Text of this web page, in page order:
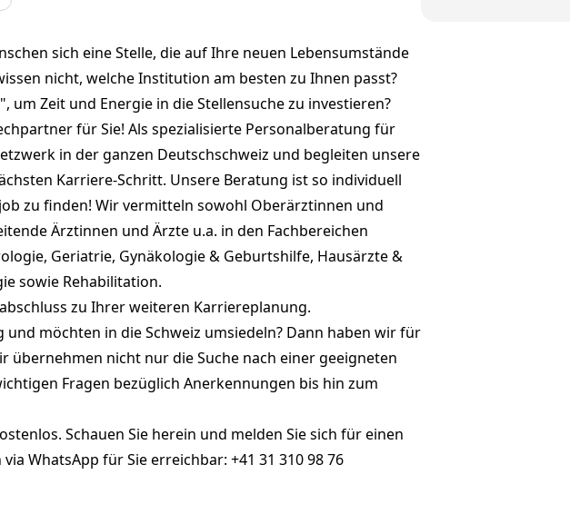
sich eine Stelle, die auf Ihre neuen Lebensumstände
nicht, welche Institution am besten zu Ihnen passt?
Zeit und Energie in die Stellensuche zu investieren?
für Sie! Als spezialisierte Personalberatung für
in der ganzen Deutschschweiz und begleiten unsere
Karriere-Schritt. Unsere Beratung ist so individuell
zu finden! Wir vermitteln sowohl Oberärztinnen und
Ärztinnen und Ärzte u.a. in den Fachbereichen
Geriatrie, Gynäkologie & Geburtshilfe, Hausärzte &
sowie Rehabilitation.
zu Ihrer weiteren Karriereplanung.
möchten in die Schweiz umsiedeln? Dann haben wir für
übernehmen nicht nur die Suche nach einer geeigneten
Fragen bezüglich Anerkennungen bis hin zum
Schauen Sie herein und melden Sie sich für einen
WhatsApp für Sie erreichbar: +41 31 310 98 76